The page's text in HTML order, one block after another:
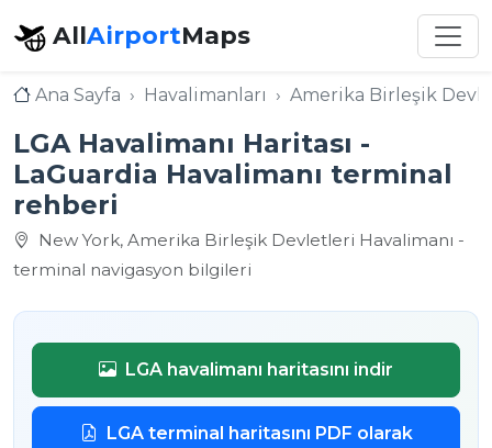
AllAirportMaps
Ana Sayfa Havalimanları Amerika Birleşik
LGA Havalimanı Haritası -
LaGuardia Havalimanı terminal
rehberi
New York, Amerika Birleşik Devletleri Havalimanı -
terminal navigasyon bilgileri
LGA havalimanı haritasını indir
LGA terminal haritasını PDF olarak